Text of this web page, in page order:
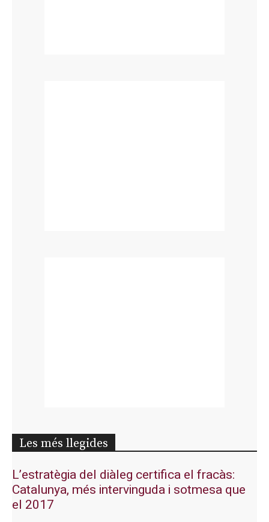
Les més llegides
L’estratègia del diàleg certifica el fracàs:
Catalunya, més intervinguda i sotmesa que
el 2017